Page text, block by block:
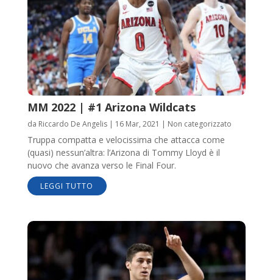
MM 2022 | #1 Arizona Wildcats
da Riccardo De Angelis| 16 Mar, 2021 | Non categorizzato
Truppa compatta e velocissima che attacca come
(quasi) nessun’altra: l’Arizona di Tommy Lloyd è il
nuovo che avanza verso le Final Four.
LEGGI TUTTO